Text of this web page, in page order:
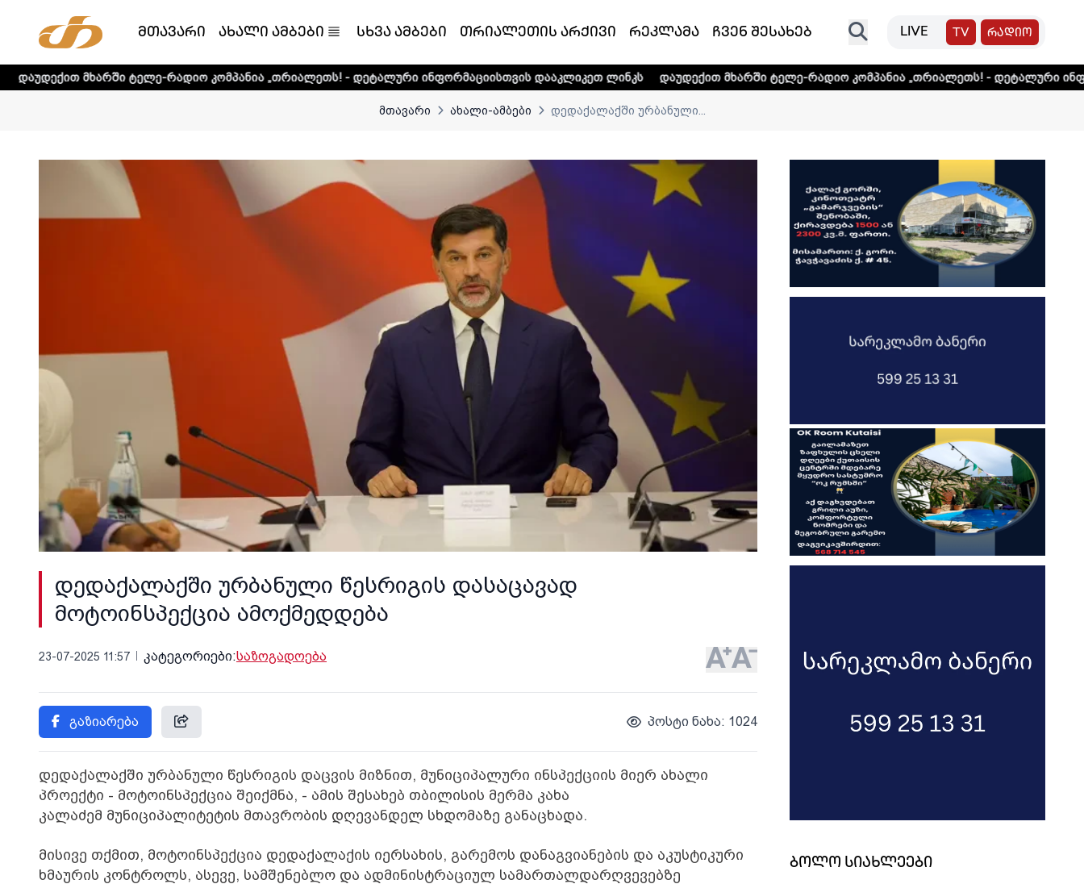
მთავარი ახალი ამბები სხვა ამბები თრიალეთის არქივი რეკლამა ჩვენ შესახებ LIVE TV რადიო
ტელე-რადიო კომპანია „თრიალეთს! - დეტალური ინფორმაციისთვის დააკლიკეთ ლინკს დაუდექით მხარში ტელე-რადიო კომპანია „თრიალეთს! - დეტალური ინფორმაციისთვის
მთავარი ახალი-ამბები დედაქალაქში ურბანული...
დედაქალაქში ურბანული წესრიგის დასაცავად
მოტოინსპექცია ამოქმედდება
23-07-2025 11:57 კატეგორიები:საზოგადოება
გაზიარება პოსტი ნახა: 1024
დედაქალაქში ურბანული წესრიგის დაცვის მიზნით, მუნიციპალური ინსპექციის მიერ ახალი
პროექტი - მოტოინსპექცია შეიქმნა, - ამის შესახებ თბილისის მერმა კახა
კალაძემ მუნიციპალიტეტის მთავრობის დღევანდელ სხდომაზე განაცხადა.
მისივე თქმით, მოტოინსპექცია დედაქალაქის იერსახის, გარემოს დანაგვიანების და აკუსტიკური
ხმაურის კონტროლს, ასევე, სამშენებლო და ადმინისტრაციულ სამართალდარღვევებზე
ბოლო სიახლეები